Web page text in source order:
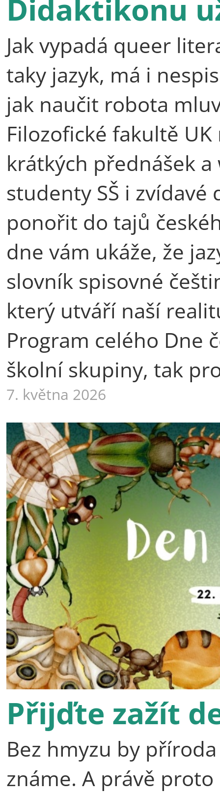
Didaktikonu
Jak vypadá queer
taky jazyk, má i
jak naučit robota
Filozofické fakultě
krátkých přednášek
studenty SŠ i
ponořit do tajů
dne vám ukáže, že
slovník spisovné
který utváří naší
Program celého Dne
školní skupiny, tak
7. května 2026
Přijďte zažít
Bez hmyzu by
známe. A právě